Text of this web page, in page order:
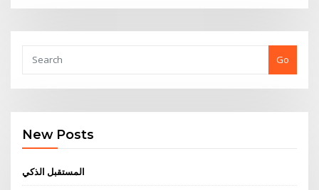
Go
New Posts
المستقبل الذكي